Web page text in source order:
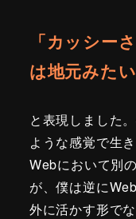
「カッシー
は地元みた
と表現しました
ような感覚で生き
Webにおいて別
が、僕は逆に
外に活かす形で